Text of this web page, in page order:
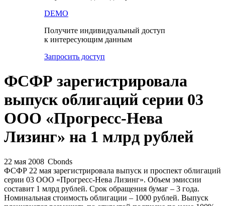
DEMO
Получите индивидуальный доступ
к интересующим данным
Запросить доступ
ФСФР зарегистрировала
выпуск облигаций серии 03
ООО «Прогресс-Нева
Лизинг» на 1 млрд рублей
22 мая 2008 Cbonds
ФСФР 22 мая зарегистрировала выпуск и проспект облигаций
серии 03 ООО «Прогресс-Нева Лизинг». Объем эмиссии
составит 1 млрд рублей. Срок обращения бумаг – 3 года.
Номинальная стоимость облигации – 1000 рублей. Выпуск